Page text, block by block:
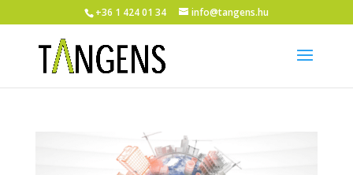
+36 1 424 01 34 info@tangens.hu